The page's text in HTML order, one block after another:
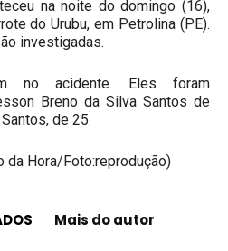
na noite do domingo (16),
do Urubu, em Petrolina (PE).
investigadas.
no acidente. Eles foram
Breno da Silva Santos de
de 25.
da Hora/Foto:reprodução)
Mais do autor